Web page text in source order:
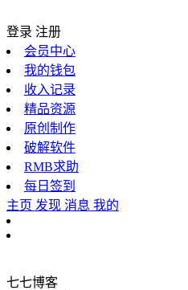
登录 注册
会员中心
我的钱包
收入记录
精品资源
原创制作
破解软件
RMB求助
每日签到
主页 发现 消息 我的
七七博客